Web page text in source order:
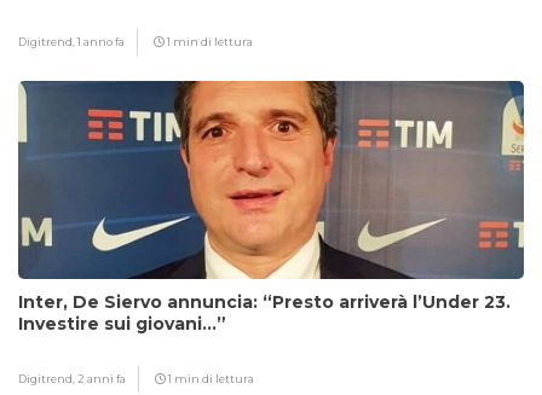
Digitrend,1 anno fa 1 min di lettura
Inter, De Siervo annuncia: “Presto arriverà l’Under 23.
Investire sui giovani…”
Digitrend, 2 anni fa 1 min di lettura